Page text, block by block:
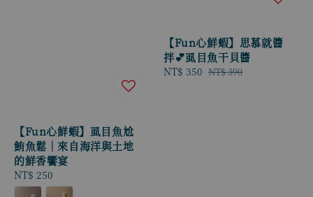
【Fun心鮮蝦】虱目魚尬
鮪魚鬆｜來自海洋與土地
的鮮香饗宴
Regular
price
NT$ 250
【Fun心鮮蝦】思慕就醬
拌💕虱目魚干貝醬
Sale
NT$ 350 Regular
NT$ 390